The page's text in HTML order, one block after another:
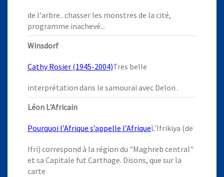
de l'arbre.. chasser les monstres de la cité,
programme inachevé...
Winsdorf
Cathy Rosier (1945-2004)Tres belle
interprétation dans le samourai avec Delon .
Léon L'Africain
Pourquoi l’Afrique s’appelle l’AfriqueL'Ifrikiya (de
Ifri) correspond à la région du "Maghreb central"
et sa Capitale fut Carthage. Disons, que sur la
carte